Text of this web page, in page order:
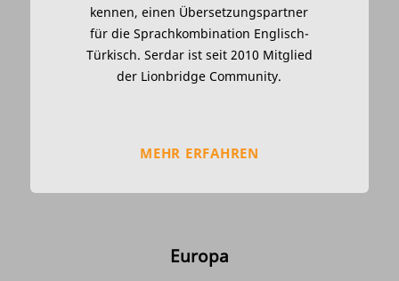
kennen, einen Übersetzungspartner
für die Sprachkombination Englisch-
Türkisch. Serdar ist seit 2010 Mitglied
der Lionbridge Community.
MEHR ERFAHREN
Europa